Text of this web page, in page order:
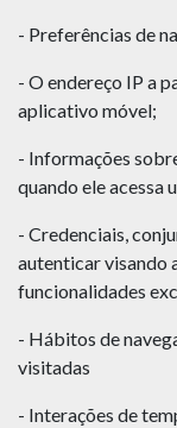
- Preferências de
- O endereço IP a
aplicativo móvel;
- Informações
quando ele acessa
- Credenciais,
autenticar visando
funcionalidades
- Hábitos de
visitadas
- Interações de